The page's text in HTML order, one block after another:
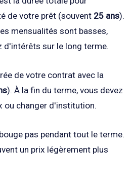
de votre prêt (souvent 25 ans).
mensualités sont basses,
d'intérêts sur le long terme.
de votre contrat avec la
). À la fin du terme, vous devez
ou changer d'institution.
pas pendant tout le terme.
un prix légèrement plus